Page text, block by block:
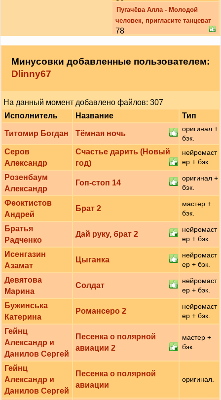
Пугачёва Алла - Молодой
человек, пригласите танцеват
78
Минусовки добавленные пользователем:
Dlinny67
На данный момент добавлено файлов: 307
Исполнитель
Название Тип
Титомир Богдан Тёмная ночь
оригинал +
бэк.
Серов
Александр
Счастье дарить (Новый
год)
нейромаст
ер + бэк.
Розенбаум
Александр
Гоп-стоп 14
оригинал +
бэк.
Феоктистов
Андрей
Брат 2
мастер +
бэк.
Братья
Радченко
Дай руку, брат 2
нейромаст
ер + бэк.
Исенгазин
Азамат
Цыганка
нейромаст
ер + бэк.
Девятова
Марина
Солдат
нейромаст
ер + бэк.
Бужинська
Катерина
Романсеро 2
нейромаст
ер + бэк.
Гейнц
Александр и
Данилов Сергей
Песенка о полярной
авиации 2
мастер +
бэк.
Гейнц
Александр и
Данилов Сергей
Песенка о полярной
авиации
оригинал.